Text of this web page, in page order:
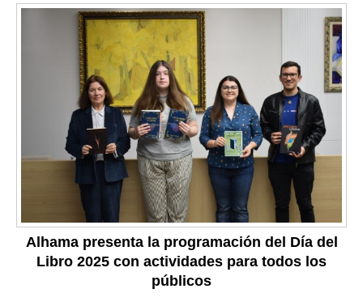
Alhama presenta la programación del Día del
Libro 2025 con actividades para todos los
públicos